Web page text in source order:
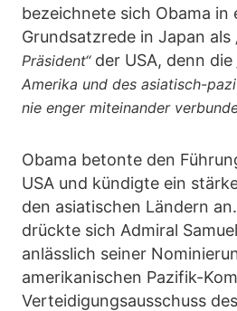
bezeichnete sich Obama in
Grundsatzrede in Japan als
Präsident“der USA, denn die
Amerika und des asiatisch-
nie enger miteinander
Obama betonte den
USA und kündigte ein
den asiatischen Ländern
drückte sich Admiral
anlässlich seiner
amerikanischen Pazifik-
Verteidigungsausschuss